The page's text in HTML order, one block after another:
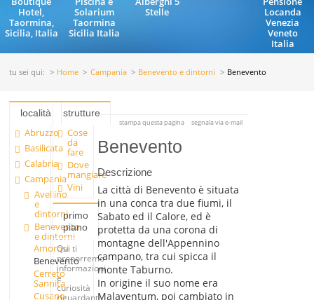
Hotel,
Taormina,
Sicilia, Italia
Solarium
Taormina
Sicilia Italia
Stelle
Locanda
Venezia
Veneto
Italia
tu sei qui: Home Campania Benevento e dintorni Benevento
località
Abruzzo
Basilicata
Calabria
Campania
Avellino
e
dintorni
Benevento
e dintorni
Amorosi
Benevento
Cerreto
Sannita
Cusano
strutture
Cose
da
fare
Dove
mangiare
Vini
primo
piano
Qui ti
proporremo
informazioni
e
curiosità
riguardanti
stampa questa pagina segnala via e-mail
Benevento
Descrizione
La città di Benevento è situata
in una conca tra due fiumi, il
Sabato ed il Calore, ed è
protetta da una corona di
montagne dell'Appennino
campano, tra cui spicca il
monte Taburno.
In origine il suo nome era
Malaventum, poi cambiato in